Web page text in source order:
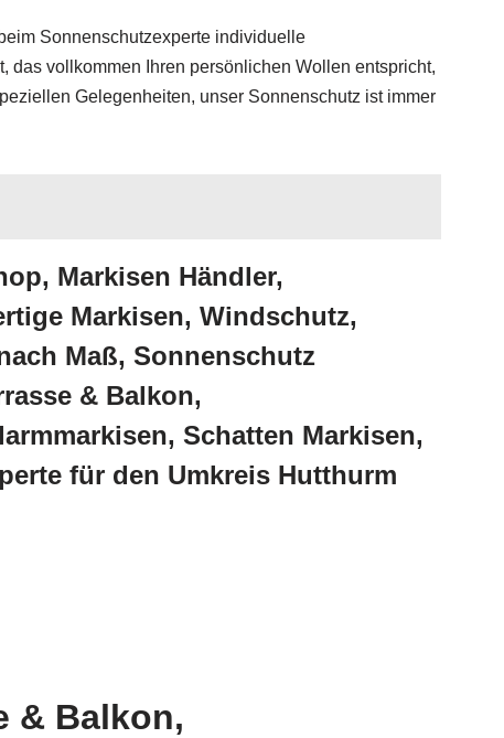
Sonnenschutzexperte individuelle
das vollkommen Ihren persönlichen Wollen entspricht,
Gelegenheiten, unser Sonnenschutz ist immer
Markisen Händler,
Markisen, Windschutz,
Maß, Sonnenschutz
& Balkon,
Schatten Markisen,
für den Umkreis Hutthurm
& Balkon,